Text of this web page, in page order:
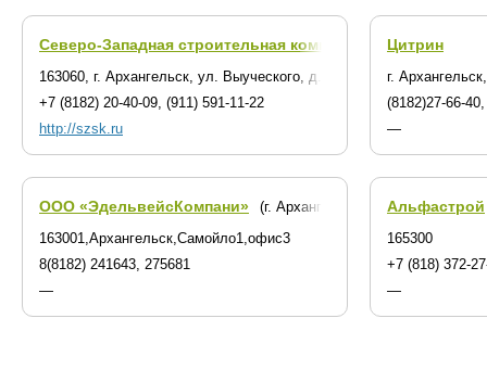
Северо-Западная строительная компания
(г. Архангельск)
163060, г. Архангельск, ул. Выуческого, д. 25, оф. 1
+7 (8182) 20-40-09, (911) 591-11-22
http://szsk.ru
Цитрин
г.
(8182)27-66-
—
ООО «ЭдельвейсКомпани»
(г. Архангельск)
163001,Архангельск,Самойло1,офис3
8(8182) 241643, 275681
—
Альфастрой
165300
+7 (818) 372-
—